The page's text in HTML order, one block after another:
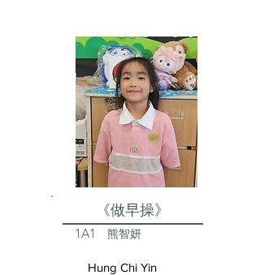
《做早操》
1A1 熊智妍
Hung Chi Yin